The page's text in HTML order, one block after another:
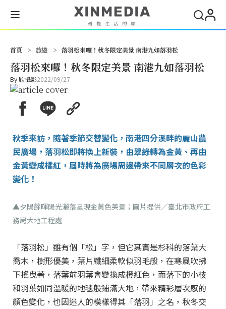
首頁 > 旅遊 > 落羽松來囉！秋冬限定美景 南港九如落羽松
落羽松來囉！秋冬限定美景 南港九如落羽松
By欣攝影2022/09/27
秋季來訪，隨著季節交替變化，南港四分溪畔的麗山農
民廣場，落羽松即將換上新裝，由翠綠轉為金黃、再由
金黃變成橘紅，屆時將為廣場周邊帶來不同層次的色彩
變化！
▲夕陽餘暉陽光灑落呈現金黃色美景；圖片提供／臺北市政府工
務局大地工程處
「落羽松」雖有個「松」字，但它其實是杉科的落葉大
喬木，樹形優美，葉片纖細柔軟似羽毛般，在寒風吹拂
下搖曳著，落葉前羽葉會變換成橙紅色，而落下的小枝
和羽葉如同溫暖的地毯般鋪滿大地，帶來精彩層次感的
顏色變化，也因迷人的模樣得其「落羽」之名，秋冬交